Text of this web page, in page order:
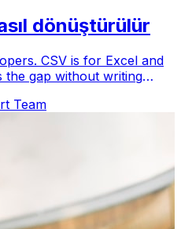
dönüştürülür
CSV is for Excel and
the gap without writing
Team